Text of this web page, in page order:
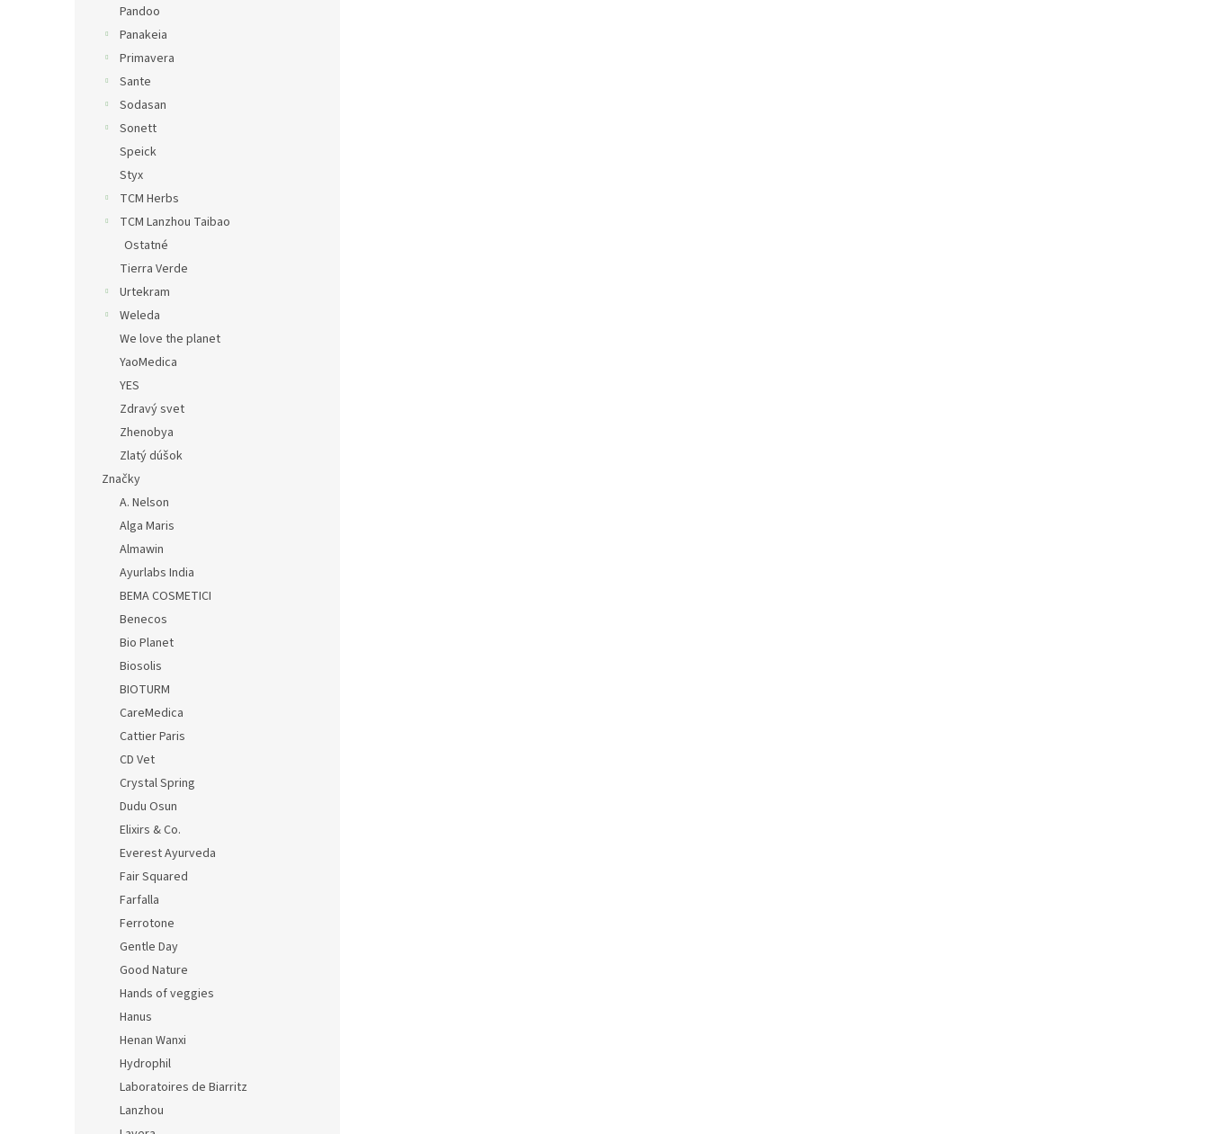
Pandoo
Panakeia
Primavera
Sante
Sodasan
Sonett
Speick
Styx
TCM Herbs
TCM Lanzhou Taibao
Ostatné
Tierra Verde
Urtekram
Weleda
We love the planet
YaoMedica
YES
Zdravý svet
Zhenobya
Zlatý dúšok
Značky
A. Nelson
Alga Maris
Almawin
Ayurlabs India
BEMA COSMETICI
Benecos
Bio Planet
Biosolis
BIOTURM
CareMedica
Cattier Paris
CD Vet
Crystal Spring
Dudu Osun
Elixirs & Co.
Everest Ayurveda
Fair Squared
Farfalla
Ferrotone
Gentle Day
Good Nature
Hands of veggies
Hanus
Henan Wanxi
Hydrophil
Laboratoires de Biarritz
Lanzhou